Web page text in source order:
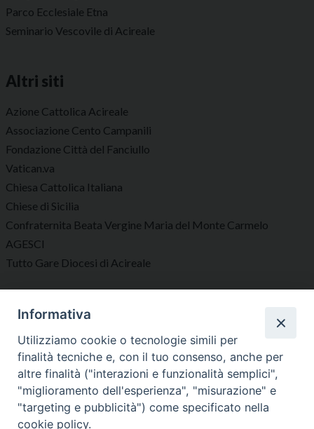
Parco Ecclesiale Etna
Seminario Vescovile di Acireale
Altri siti
Azione Cattolica Acireale
Associazione Cento Campanili
Fondazione Città del Fanciullo
Vatican.va
Chiesa Cattolica Italiana
Chiese di Sicilia
Confraternita Beata Vergine Maria del Monte Carmelo
AGESCI
Tutto Gare Diocesi di Acireale
Seguici su
Diocesi di Acireale
Informativa
Utilizziamo cookie o tecnologie simili per
finalità tecniche e, con il tuo consenso, anche per
altre finalità ("interazioni e funzionalità semplici",
"miglioramento dell'esperienza", "misurazione" e
"targeting e pubblicità") come specificato nella
cookie policy.